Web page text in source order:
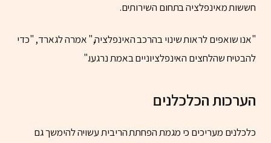
חששות מאינפלציה בתחום השירותים.
"אנו שואפים לראות שינוי בהרכב האינפלציה," אמרה לגארד, "כדי
להבטיח שהלחצים האינפלציוניים באמת נרגעו."
הערכות הכלכלנים
כלכלנים מעריכים כי מגמת הפחתת הריבית עשויה להימשך גם